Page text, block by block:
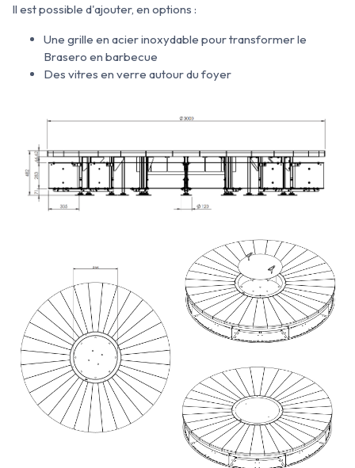
Il est possible d'ajouter, en options :
Une grille en acier inoxydable pour transformer le
Brasero en barbecue
Des vitres en verre autour du foyer